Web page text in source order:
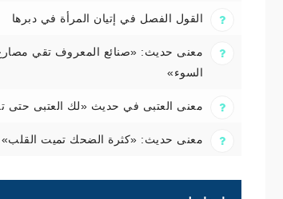
القول الفصل في إتيان المرأة في دبرها
معنى حديث: «صنائع المعروف تقي
السوء»
معنى العتبى في حديث «لك العتبى حتى
معنى حديث: «كثرة الضحك تميت القلب»